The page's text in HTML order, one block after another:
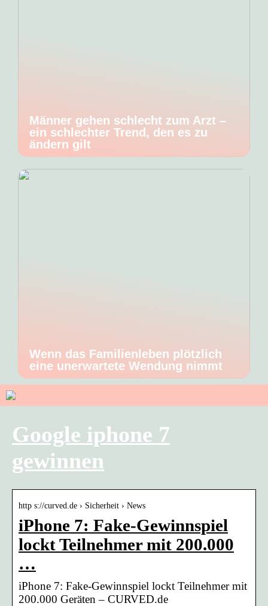
Männer gehen schlecht zum Arzt –
ein schlechter Trend, den es zu
ändern gilt
Wenn das Familienleben plötzlich
eine unerwartete Wendung nimmt
Google iphone 7
gewinnen
http s://curved.de › Sicherheit › News
iPhone 7: Fake-Gewinnspiel
lockt Teilnehmer mit 200.000
…
iPhone 7: Fake-Gewinnspiel lockt Teilnehmer mit
200.000 Geräten – CURVED.de